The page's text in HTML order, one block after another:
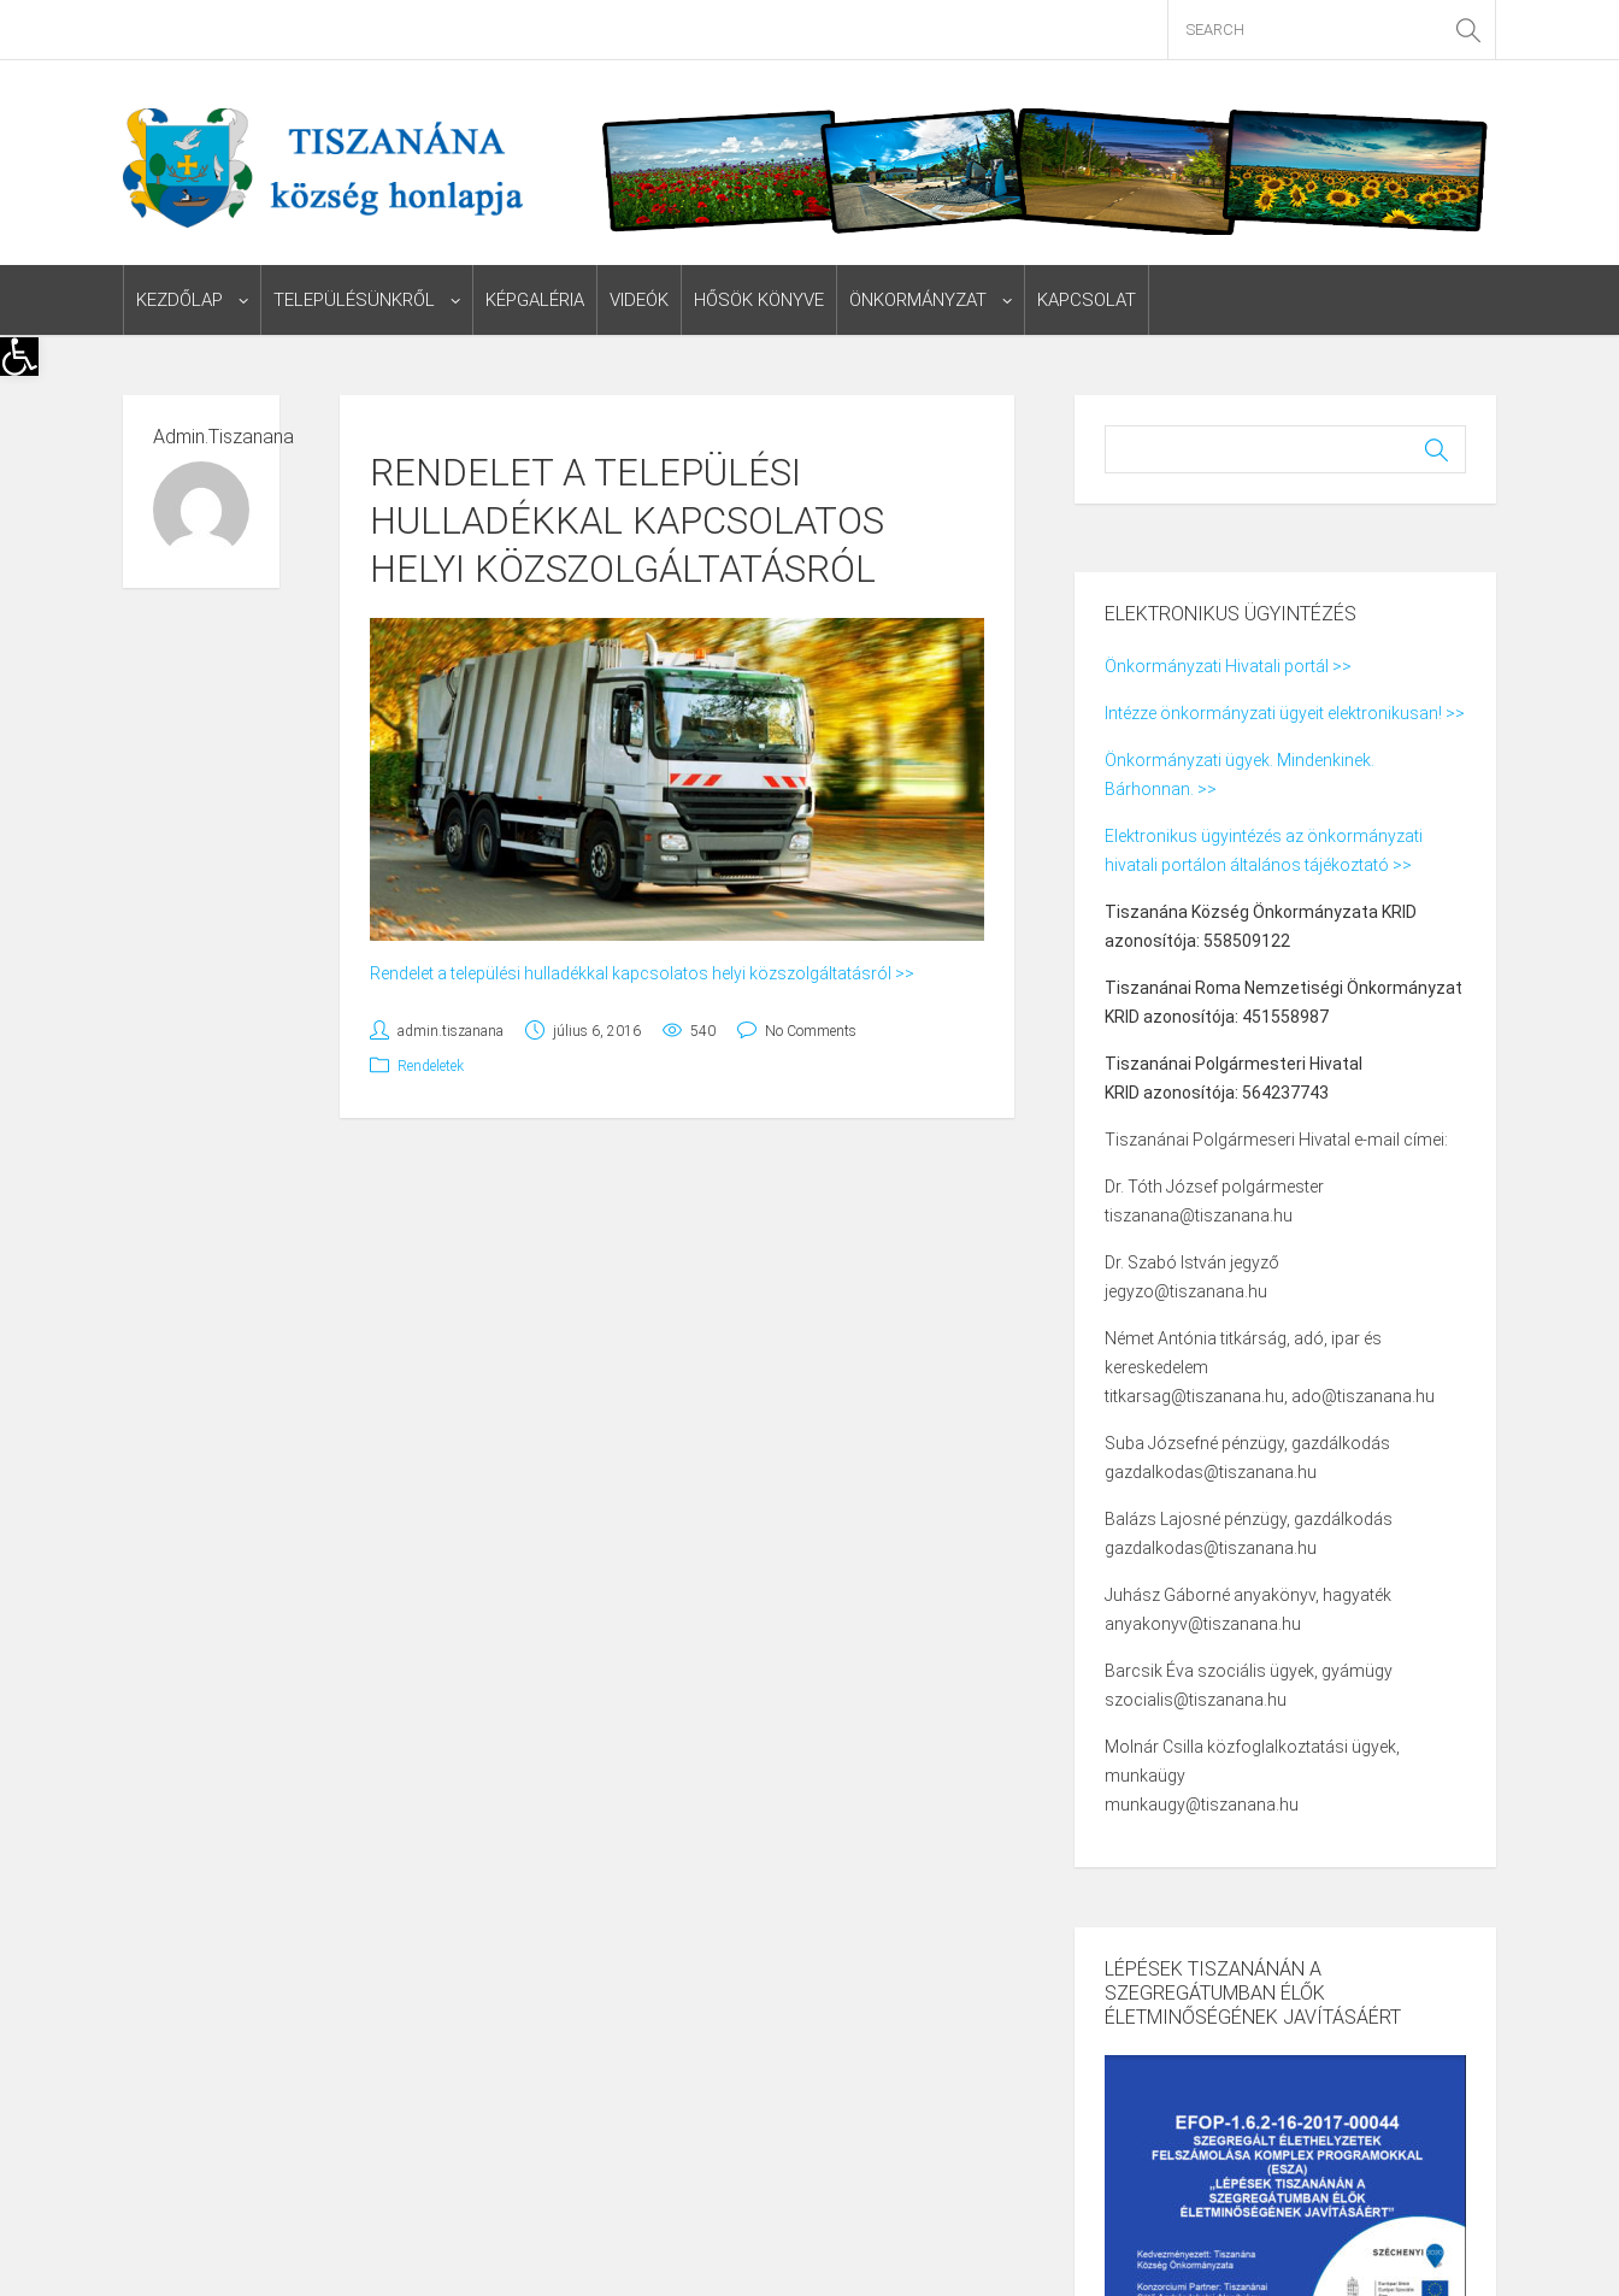
Eszköztár megnyitása
KEZDŐLAP TELEPÜLÉSÜNKRŐL KÉPGALÉRIA VIDEÓK HŐSÖK KÖNYVE ÖNKORMÁNYZAT KAPCSOLAT
Admin.tiszanana
RENDELET A TELEPÜLÉSI
HULLADÉKKAL KAPCSOLATOS
HELYI KÖZSZOLGÁLTATÁSRÓL
Rendelet a települési hulladékkal kapcsolatos helyi közszolgáltatásról >>
admin.tiszanana július 6, 2016 540 No Comments
Rendeletek
ELEKTRONIKUS ÜGYINTÉZÉS
Önkormányzati Hivatali portál >>
Intézze önkormányzati ügyeit elektronikusan! >>
Önkormányzati ügyek. Mindenkinek.
Bárhonnan. >>
Elektronikus ügyintézés az önkormányzati
hivatali portálon általános tájékoztató >>
Tiszanána Község Önkormányzata KRID
azonosítója: 558509122
Tiszanánai Roma Nemzetiségi Önkormányzat
KRID azonosítója: 451558987
Tiszanánai Polgármesteri Hivatal
KRID azonosítója: 564237743
Tiszanánai Polgármeseri Hivatal e-mail címei:
Dr. Tóth József polgármester
tiszanana@tiszanana.hu
Dr. Szabó István jegyző
jegyzo@tiszanana.hu
Német Antónia titkárság, adó, ipar és
kereskedelem
titkarsag@tiszanana.hu, ado@tiszanana.hu
Suba Józsefné pénzügy, gazdálkodás
gazdalkodas@tiszanana.hu
Balázs Lajosné pénzügy, gazdálkodás
gazdalkodas@tiszanana.hu
Juhász Gáborné anyakönyv, hagyaték
anyakonyv@tiszanana.hu
Barcsik Éva szociális ügyek, gyámügy
szocialis@tiszanana.hu
Molnár Csilla közfoglalkoztatási ügyek,
munkaügy
munkaugy@tiszanana.hu
LÉPÉSEK TISZANÁNÁN A
SZEGREGÁTUMBAN ÉLŐK
ÉLETMINŐSÉGÉNEK JAVÍTÁSÁÉRT